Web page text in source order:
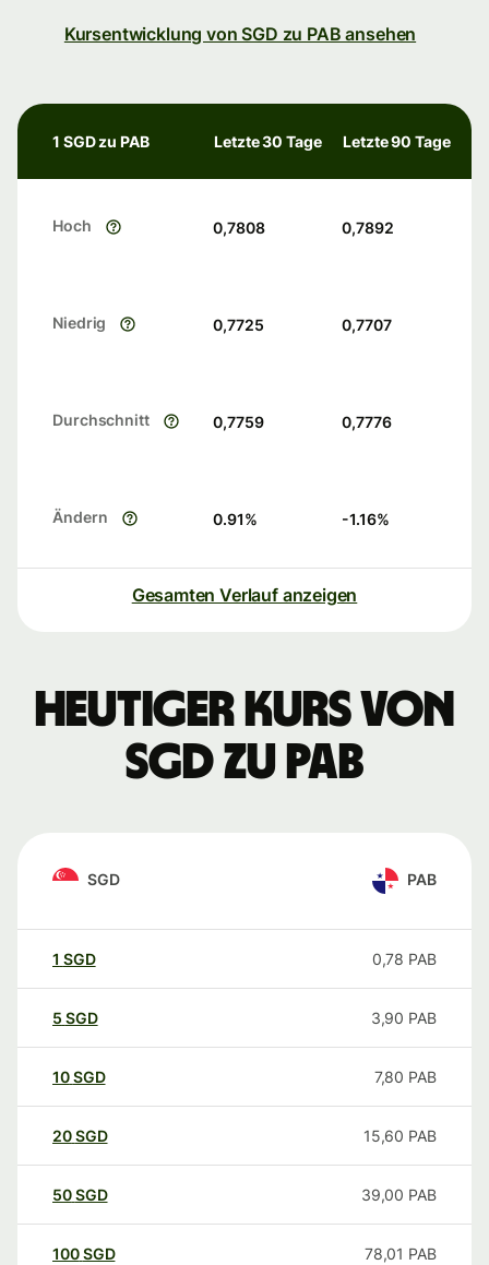
Kursentwicklung von SGD zu PAB ansehen
1 SGD zu PAB Letzte 30 Tage Letzte 90 Tage
Hoch 0,7808 0,7892
Niedrig 0,7725 0,7707
Durchschnitt 0,7759 0,7776
Ändern 0.91% -1.16%
Gesamten Verlauf anzeigen
Heutiger Kurs von
SGD zu PAB
SGD PAB
1 SGD 0,78 PAB
5 SGD 3,90 PAB
10SGD 7,80 PAB
20SGD 15,60 PAB
50SGD 39,00 PAB
100SGD 78,01 PAB